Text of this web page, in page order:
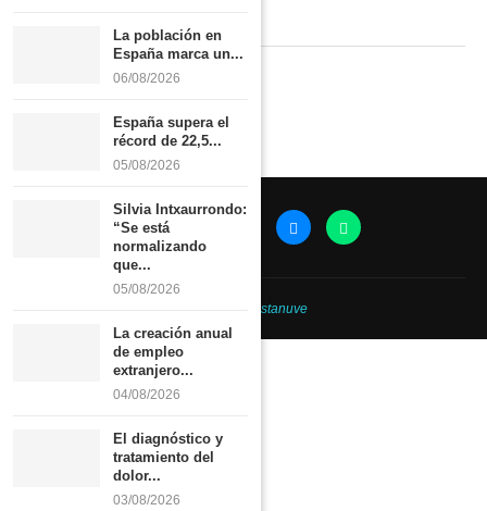
Revistanuve
La población en
España marca un...
06/08/2026
España supera el
récord de 22,5...
05/08/2026
Silvia Intxaurrondo:
“Se está
normalizando
que...
05/08/2026
La creación anual
de empleo
extranjero...
04/08/2026
El diagnóstico y
tratamiento del
dolor...
03/08/2026